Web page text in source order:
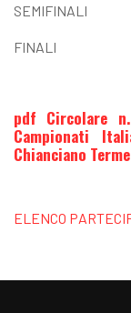
SEMIFINALI
FINALI
pdf Circolare
Campionati
Chianciano
ELENCO